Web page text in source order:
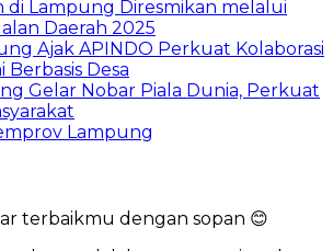
di Lampung Diresmikan melalui
Daerah 2025
Ajak APINDO Perkuat Kolaborasi
Desa
Gelar Nobar Piala Dunia, Perkuat
Lampung
terbaikmu dengan sopan 😊